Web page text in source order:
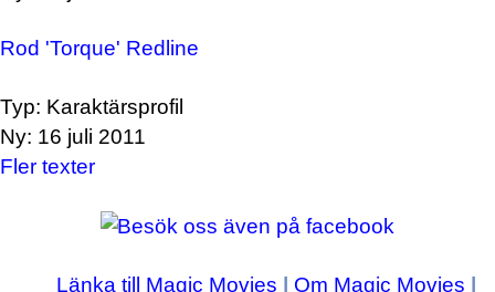
Rod 'Torque' Redline
Typ: Karaktärsprofil
Ny: 16 juli 2011
Fler texter
Länka till Magic Movies Om Magic Movies